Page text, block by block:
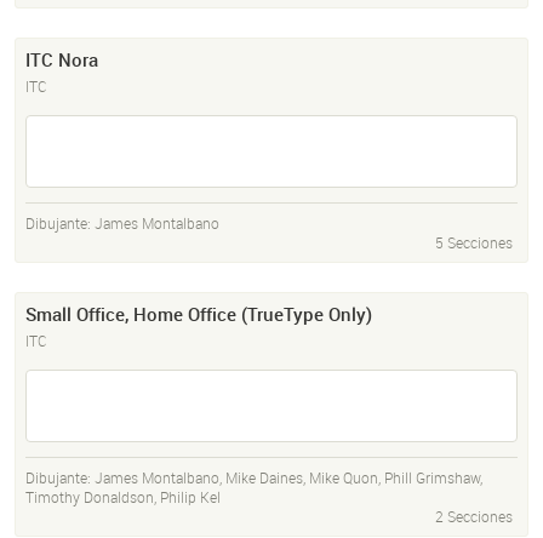
ITC Nora
ITC
Dibujante: James Montalbano
5 Secciones
Small Office, Home Office (TrueType Only)
ITC
Dibujante: James Montalbano, Mike Daines, Mike Quon, Phill Grimshaw,
Timothy Donaldson, Philip Kel
2 Secciones